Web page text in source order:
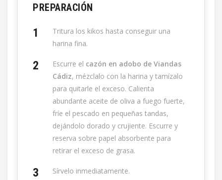
PREPARACIÓN
Tritura los kikos hasta conseguir una
harina fina.
Escurre el cazón en adobo de Viandas
Cádiz, mézclalo con la harina y tamízalo
para quitarle el exceso. Calienta
abundante aceite de oliva a fuego fuerte,
fríe el pescado en pequeñas tandas,
dejándolo dorado y crujiente. Escurre y
reserva sobre papel absorbente para
retirar el exceso de grasa.
Sírvelo inmediatamente.